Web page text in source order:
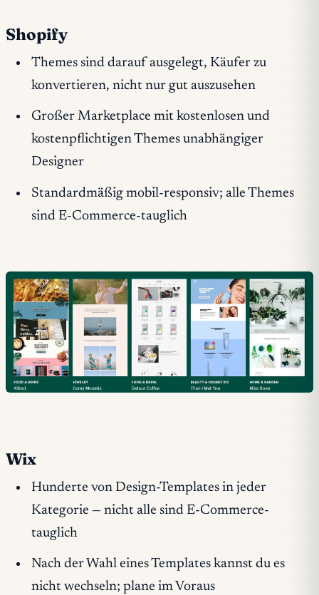
Shopify
Themes sind darauf ausgelegt, Käufer zu
konvertieren, nicht nur gut auszusehen
Großer Marketplace mit kostenlosen und
kostenpflichtigen Themes unabhängiger
Designer
Standardmäßig mobil-responsiv; alle Themes
sind E-Commerce-tauglich
Wix
Hunderte von Design-Templates in jeder
Kategorie — nicht alle sind E-Commerce-
tauglich
Nach der Wahl eines Templates kannst du es
nicht wechseln; plane im Voraus